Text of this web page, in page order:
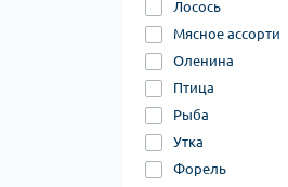
Лосось
Мясное ассорти
Оленина
Птица
Рыба
Утка
Форель